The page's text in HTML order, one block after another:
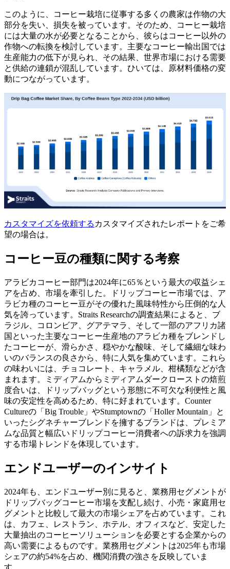
このように、コーヒー栽培に従事する多くの農家は作物の大
部分を失い、損失を被っています。そのため、コーヒー栽培
には大量の水が必要となることから、彼らはコーヒー以外の
作物への転換を検討しています。主要なコーヒー輸出国では
生産能力の低下が見られ、その結果、世界市場における需要
と供給の連鎖が混乱しています。ひいては、原材料価格の変
動につながっています。
カスタマイズを依頼する カスタマイズされたレポートをご希
望の場合は。
コーヒー豆の種類に関する考察
アラビカコーヒー部門は2024年に65％という最大の収益シェ
アを占め、市場を牽引した。
ドリップコーヒー市場では、ア
ラビカ種のコーヒー豆がその優れた風味特性から圧倒的な人
気を誇っています。Straits Researchの調査結果によると、ブ
ラジル、コロンビア、グアテマラ、そして一部のアフリカ諸
国といった主要なコーヒー生産地のアラビカ種をブレンドし
たコーヒーが、滑らかさ、穏やかな酸味、そして繊細な味わ
いのバランスの良さから、特に人気を集めています。これら
の味わいには、チョコレート、キャラメル、柑橘類などが含
まれます。ミディアムからミディアムダークローストの焙煎
度合いは、ドリップバッグという形態に不可欠な利便性と風
味の安定性を高めるため、特に好まれています。Counter
Cultureの「Big Trouble」やStumptownの「Holler Mountain」と
いったシグネチャーブレンドを擁するブランドは、プレミア
ムな品質と幅広いドリップコーヒー消費者への訴求力を強調
する市場トレンドを体現しています。
エンドユーザーのインサイト
2024年も、エンドユーザー別に見ると、業務用セグメントが
ドリップバッグコーヒー市場を支配し続け、小売・家庭用セ
グメントと比較して最大の市場シェアを占めています。これ
は、カフェ、レストラン、ホテル、オフィスなど、安定した
大量抽出のコーヒーソリューションを必要とする企業からの
高い需要によるものです。業務用セグメントは2025年も市場
シェアの約54%を占め、機関消費の強さを反映していま
す。